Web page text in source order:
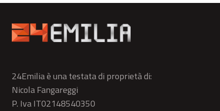
24Emilia è una testata di proprietà di:
Nicola Fangareggi
P. Iva IT02148540350